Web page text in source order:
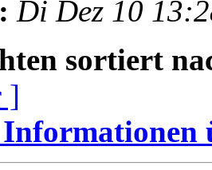
Di Dez 10
sortiert
]